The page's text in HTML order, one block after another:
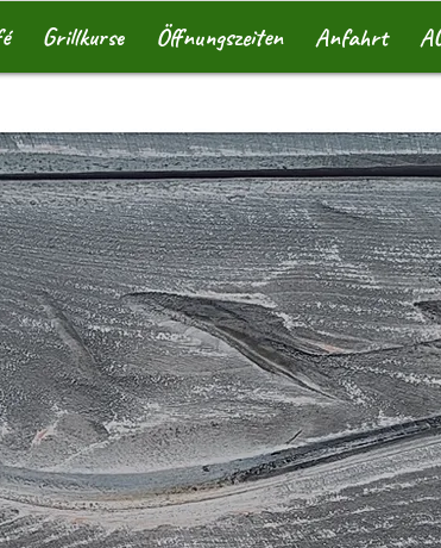
Grillkurse Öffnungszeiten Anfahrt